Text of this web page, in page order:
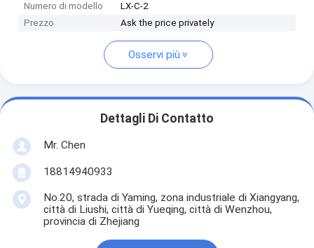
Numero di modello
LX-C-2
Prezzo
Ask the price privately
Osservi più
Dettagli Di Contatto
Mr. Chen
18814940933
No.20, strada di Yaming, zona industriale di Xiangyang,
città di Liushi, città di Yueqing, città di Wenzhou,
provincia di Zhejiang